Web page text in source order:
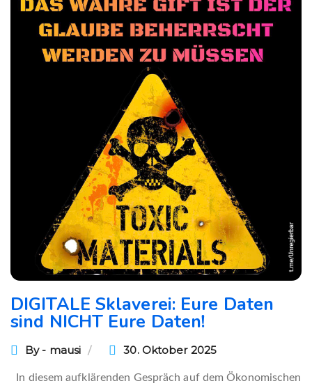
DIGITALE Sklaverei: Eure Daten
sind NICHT Eure Daten!
By - mausi 30. Oktober 2025
In diesem aufklärenden Gespräch auf dem Ökonomischen